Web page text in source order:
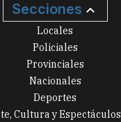
Secciones
Locales
Policiales
Provinciales
Nacionales
Deportes
Cultura y Espectáculos